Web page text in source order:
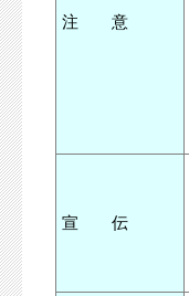
注 意
宣 伝